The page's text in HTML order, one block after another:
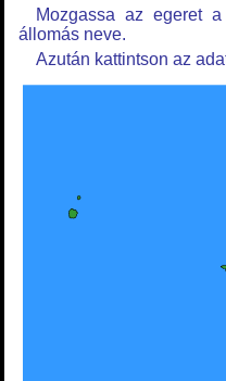
Mozgassa az egeret
állomás neve.
Azután kattintson az